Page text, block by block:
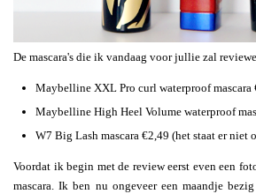
De mascara's die ik vandaag voor jullie zal
Maybelline XXL Pro curl waterproof mascara
Maybelline High Heel Volume waterproof
W7 Big Lash mascara €2,49 (het staat er niet
Voordat ik begin met de review eerst even een
mascara. Ik ben nu ongeveer een maandje